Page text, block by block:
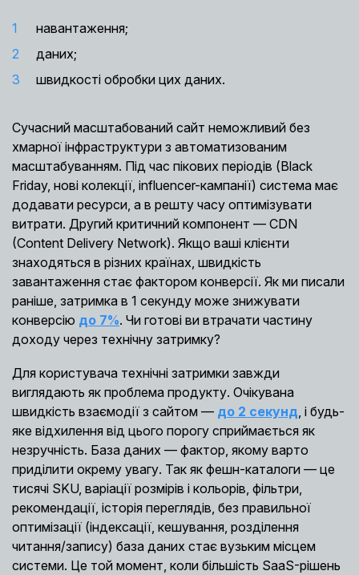
навантаження;
даних;
швидкості обробки цих даних.
Сучасний масштабований сайт неможливий без
хмарної інфраструктури з автоматизованим
масштабуванням. Під час пікових періодів (Black
Friday, нові колекції, influencer-кампанії) система має
додавати ресурси, а в решту часу оптимізувати
витрати. Другий критичний компонент — CDN
(Content Delivery Network). Якщо ваші клієнти
знаходяться в різних країнах, швидкість
завантаження стає фактором конверсії. Як ми писали
раніше, затримка в 1 секунду може знижувати
конверсію до 7%. Чи готові ви втрачати частину
доходу через технічну затримку?
Для користувача технічні затримки завжди
виглядають як проблема продукту. Очікувана
швидкість взаємодії з сайтом — до 2 секунд, і будь-
яке відхилення від цього порогу сприймається як
незручність. База даних — фактор, якому варто
приділити окрему увагу. Так як фешн-каталоги — це
тисячі SKU, варіації розмірів і кольорів, фільтри,
рекомендації, історія переглядів, без правильної
оптимізації (індексації, кешування, розділення
читання/запису) база даних стає вузьким місцем
системи. Це той момент, коли більшість SaaS-рішень